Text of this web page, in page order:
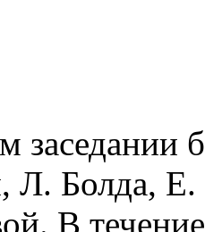
Л. Болда,
В